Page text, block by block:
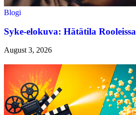
Blogi
Syke-elokuva: Hätätila Rooleissa
August 3, 2026